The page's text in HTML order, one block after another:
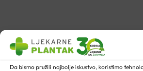
Da bismo pružili najbolje iskustvo, koristimo